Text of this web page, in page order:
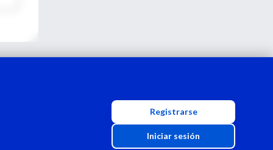
Registrarse
Iniciar sesión